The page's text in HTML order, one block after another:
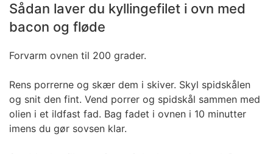
Sådan laver du kyllingefilet i ovn med
bacon og fløde
Forvarm ovnen til 200 grader.
Rens porrerne og skær dem i skiver. Skyl spidskålen
og snit den fint. Vend porrer og spidskål sammen med
olien i et ildfast fad. Bag fadet i ovnen i 10 minutter
imens du gør sovsen klar.